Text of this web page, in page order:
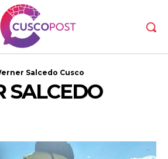
Salcedo Cusco
SALCEDO